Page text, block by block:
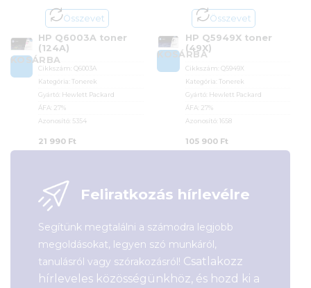
Összevet
KOSÁRBA
HP Q6003A toner
(124A)
Cikkszám:Q6003A
Kategória:Tonerek
Gyártó: Hewlett Packard
ÁFA: 27%
Azonosító: 5354
21 990 Ft
Összevet
KOSÁRBA
HP Q5949X toner
(49X)
Cikkszám: Q5949X
Kategória: Tonerek
Gyártó: Hewlett Packard
ÁFA: 27%
Azonosító: 1658
105 900 Ft
Feliratkozás hírlevélre
Segítünk megtalálni a számodra legjobb
megoldásokat, legyen szó munkáról,
tanulásról vagy szórakozásról! Csatlakozz
hírleveles közösségünkhöz, és hozd ki a